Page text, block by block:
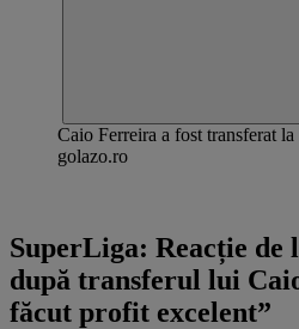
Caio Ferreira a fost transferat
golazo.ro
SuperLiga: Reacție de
după transferul lui
făcut profit excelent”